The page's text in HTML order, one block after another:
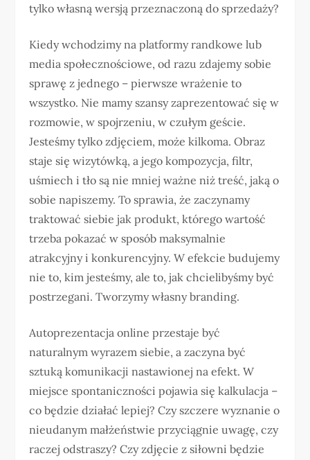
tylko własną wersją przeznaczoną do sprzedaży?
Kiedy wchodzimy na platformy randkowe lub
media społecznościowe, od razu zdajemy sobie
sprawę z jednego – pierwsze wrażenie to
wszystko. Nie mamy szansy zaprezentować się w
rozmowie, w spojrzeniu, w czułym geście.
Jesteśmy tylko zdjęciem, może kilkoma. Obraz
staje się wizytówką, a jego kompozycja, filtr,
uśmiech i tło są nie mniej ważne niż treść, jaką o
sobie napiszemy. To sprawia, że zaczynamy
traktować siebie jak produkt, którego wartość
trzeba pokazać w sposób maksymalnie
atrakcyjny i konkurencyjny. W efekcie budujemy
nie to, kim jesteśmy, ale to, jak chcielibyśmy być
postrzegani. Tworzymy własny branding.
Autoprezentacja online przestaje być
naturalnym wyrazem siebie, a zaczyna być
sztuką komunikacji nastawionej na efekt. W
miejsce spontaniczności pojawia się kalkulacja –
co będzie działać lepiej? Czy szczere wyznanie o
nieudanym małżeństwie przyciągnie uwagę, czy
raczej odstraszy? Czy zdjęcie z siłowni będzie